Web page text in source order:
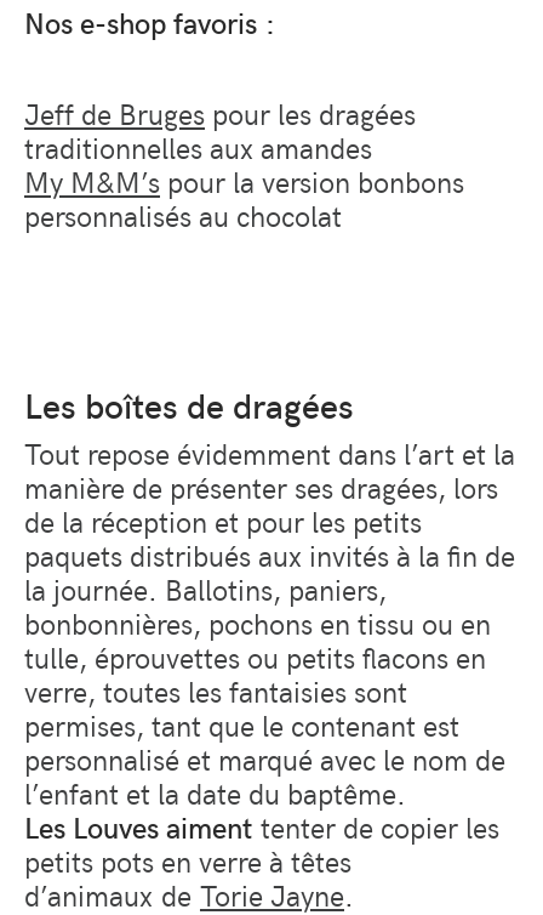
Nos e-shop favoris :
Jeff de Bruges pour les dragées
traditionnelles aux amandes
My M&M’s pour la version bonbons
personnalisés au chocolat
Les boîtes de dragées
Tout repose évidemment dans l’art et la
manière de présenter ses dragées, lors
de la réception et pour les petits
paquets distribués aux invités à la fin de
la journée. Ballotins, paniers,
bonbonnières, pochons en tissu ou en
tulle, éprouvettes ou petits flacons en
verre, toutes les fantaisies sont
permises, tant que le contenant est
personnalisé et marqué avec le nom de
l’enfant et la date du baptême.
Les Louves aiment tenter de copier les
petits pots en verre à têtes
d’animaux de Torie Jayne.